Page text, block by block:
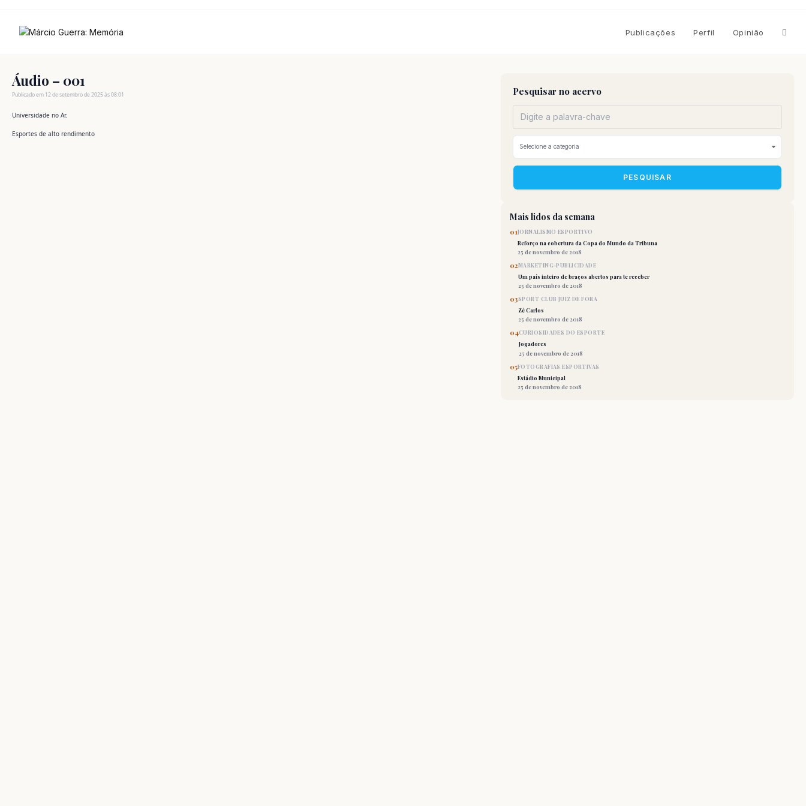
Publicações Perfil Opinião
Áudio – 001
Publicado em 12 de setembro de 2025 às 08:01
Universidade no Ar.
Esportes de alto rendimento
Pesquisar no acervo
PESQUISAR
Mais lidos da semana
01JORNALISMO ESPORTIVO
Reforço na cobertura da Copa do Mundo da Tribuna
25 de novembro de 2018
02MARKETING-PUBLICIDADE
Um país inteiro de braços abertos para te receber
25 de novembro de 2018
03SPORT CLUB JUIZ DE FORA
Zé Carlos
25 de novembro de 2018
04CURIOSIDADES DO ESPORTE
Jogadores
25 de novembro de 2018
05FOTOGRAFIAS ESPORTIVAS
Estádio Municipal
25 de novembro de 2018